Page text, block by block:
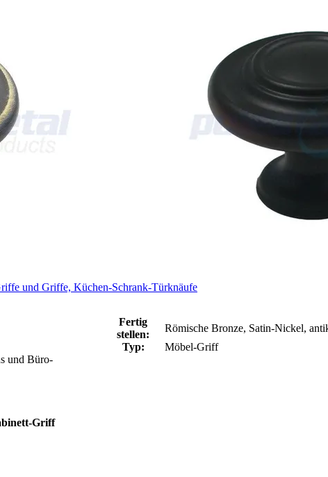
und Griffe, Küchen-Schrank-Türknäufe
Fertig
stellen:
Römische Bronze, Satin-Nickel,
Typ:
Möbel-Griff
und Büro-
Griff